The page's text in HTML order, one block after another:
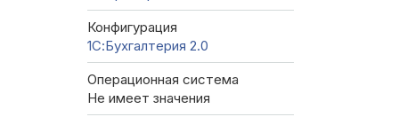
Конфигурация
1С:Бухгалтерия 2.0
Операционная система
Не имеет значения